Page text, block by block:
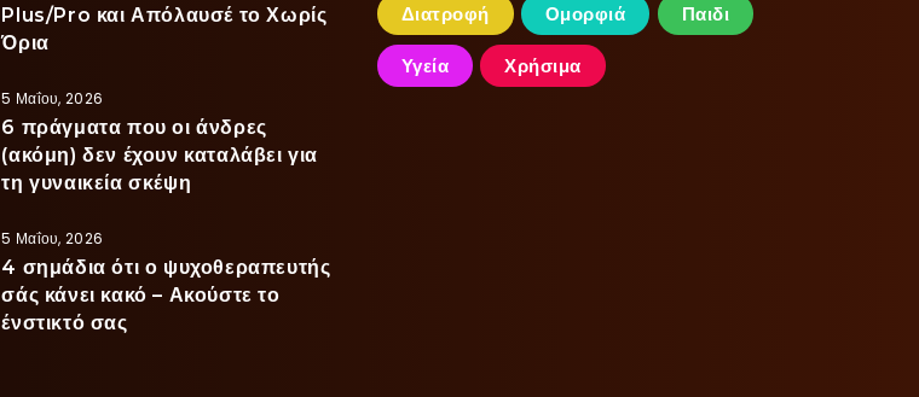
Plus/Pro και Απόλαυσέ το Χωρίς
Όρια
5 Μαΐου, 2026
6 πράγματα που οι άνδρες
(ακόμη) δεν έχουν καταλάβει για
τη γυναικεία σκέψη
5 Μαΐου, 2026
4 σημάδια ότι ο ψυχοθεραπευτής
σάς κάνει κακό – Ακούστε το
ένστικτό σας
Διατροφή Ομορφιά Παιδι
Υγεία Χρήσιμα